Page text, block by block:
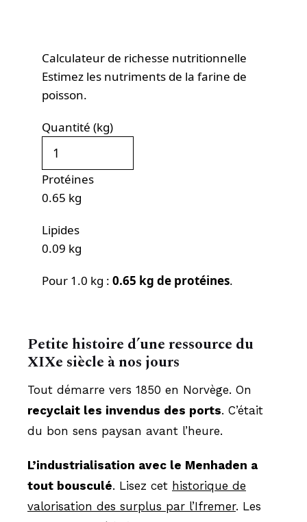
Calculateur de richesse nutritionnelle
Estimez les nutriments de la farine de
poisson.
Quantité (kg)
Protéines
0.65 kg
Lipides
0.09 kg
Pour 1.0 kg :0.65 kg de protéines.
Petite histoire d’une ressource du
XIXe siècle à nos jours
Tout démarre vers 1850 en Norvège. On
recyclait les invendus des ports. C’était
du bon sens paysan avant l’heure.
L’industrialisation avec le Menhaden a
tout bousculé. Lisez cet historique de
valorisation des surplus par l’Ifremer. Les